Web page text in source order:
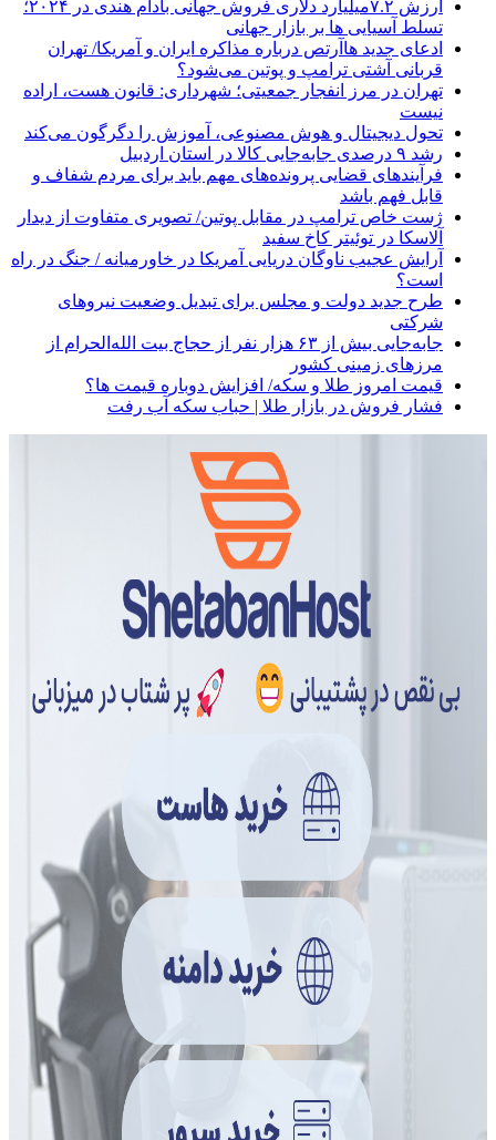
ارزش ۷.۲میلیارد دلاری فروش جهانی بادام هندی در ۲۰۲۴؛
تسلط آسیایی ها بر بازار جهانی
ادعای جدید هاآرتص درباره مذاکره ایران و آمریکا/ تهران
قربانی آشتی ترامپ و پوتین می‌شود؟
تهران در مرز انفجار جمعیتی؛ شهرداری: قانون هست، اراده
نیست
تحول دیجیتال و هوش مصنوعی، آموزش را دگرگون می‌کند
رشد ۹ درصدی جابه‌جایی کالا در استان اردبیل
فرآیندهای قضایی پرونده‌های مهم باید برای مردم شفاف و
قابل فهم باشد
ژست خاص ترامپ در مقابل پوتین/ تصویری متفاوت از دیدار
آلاسکا در توئیتر کاخ سفید
آرایش عجیب ناوگان دریایی آمریکا در خاورمیانه / جنگ در راه
است؟
طرح جدید دولت و مجلس برای تبدیل وضعیت نیروهای
شرکتی
جابه‌جایی بیش از ۶۳ هزار نفر از حجاج بیت الله‌الحرام از
مرزهای زمینی کشور
قیمت امروز طلا و سکه/ افزایش دوباره قیمت ها؟
فشار فروش در بازار طلا | حباب سکه آب رفت